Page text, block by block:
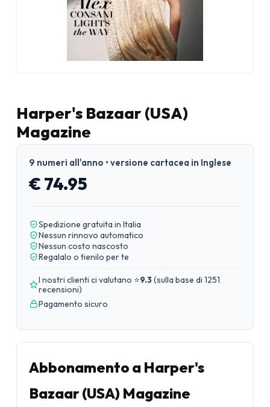
Harper's Bazaar (USA)
Magazine
9 numeri all'anno • versione cartacea in Inglese
€ 74.95
Spedizione gratuita in Italia
Nessun rinnovo automatico
Nessun costo nascosto
Regalalo o tienilo per te
I nostri clienti ci valutano ⭐9.3(sulla base di 1251
recensioni)
Pagamento sicuro
Abbonamento a Harper's
Bazaar (USA) Magazine